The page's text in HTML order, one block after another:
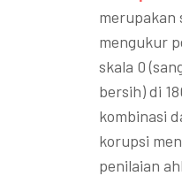
mengukur
skala 0
bersih) di
kombinasi
korupsi
penilaian